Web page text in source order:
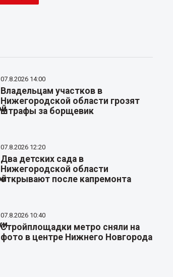
07.8.2026 14:00
Владельцам участков в
Нижегородской области грозят
штрафы за борщевик
07.8.2026 12:20
Два детских сада в
Нижегородской области
открывают после капремонта
07.8.2026 10:40
Стройплощадки метро сняли на
фото в центре Нижнего Новгорода